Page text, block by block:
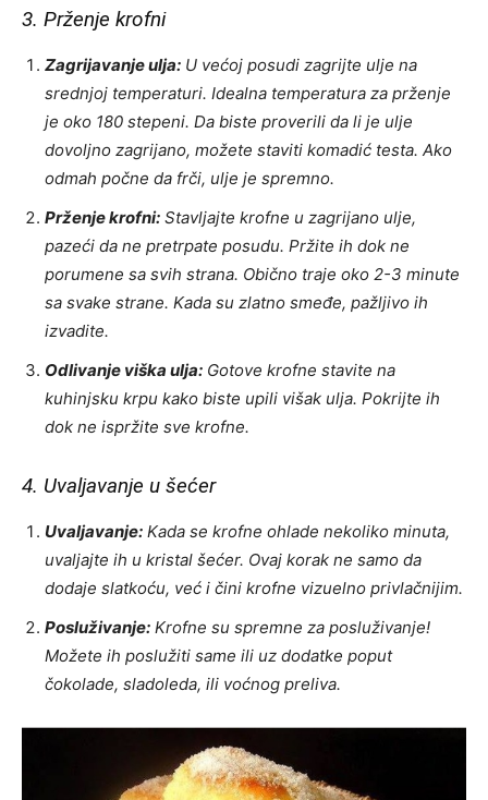
3. Prženje krofni
Zagrijavanje ulja: U većoj posudi zagrijte ulje na
srednjoj temperaturi. Idealna temperatura za prženje
je oko 180 stepeni. Da biste proverili da li je ulje
dovoljno zagrijano, možete staviti komadić testa. Ako
odmah počne da frči, ulje je spremno.
Prženje krofni: Stavljajte krofne u zagrijano ulje,
pazeći da ne pretrpate posudu. Pržite ih dok ne
porumene sa svih strana. Obično traje oko 2-3 minute
sa svake strane. Kada su zlatno smeđe, pažljivo ih
izvadite.
Odlivanje viška ulja: Gotove krofne stavite na
kuhinjsku krpu kako biste upili višak ulja. Pokrijte ih
dok ne ispržite sve krofne.
4. Uvaljavanje u šećer
Uvaljavanje: Kada se krofne ohlade nekoliko minuta,
uvaljajte ih u kristal šećer. Ovaj korak ne samo da
dodaje slatkoću, već i čini krofne vizuelno privlačnijim.
Posluživanje: Krofne su spremne za posluživanje!
Možete ih poslužiti same ili uz dodatke poput
čokolade, sladoleda, ili voćnog preliva.